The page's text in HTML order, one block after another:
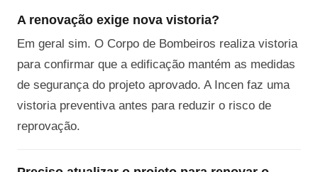
A renovação exige nova vistoria?
Em geral sim. O Corpo de Bombeiros realiza vistoria
para confirmar que a edificação mantém as medidas
de segurança do projeto aprovado. A Incen faz uma
vistoria preventiva antes para reduzir o risco de
reprovação.